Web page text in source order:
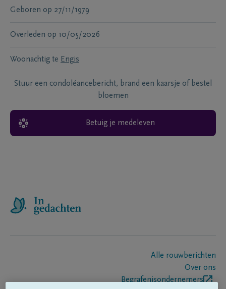
Geboren op 27/11/1979
Overleden op 10/05/2026
Woonachtig te Engis
Stuur een condoléancebericht, brand een kaarsje of bestel
bloemen
Betuig je medeleven
Alle rouwberichten
Over ons
Begrafenisondernemers